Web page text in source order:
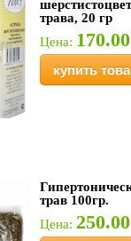
трава, 20 гр
Цена:
купить
трав 100гр.
Цена: